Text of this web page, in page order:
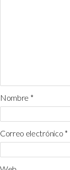
Nombre *
Correo electrónico *